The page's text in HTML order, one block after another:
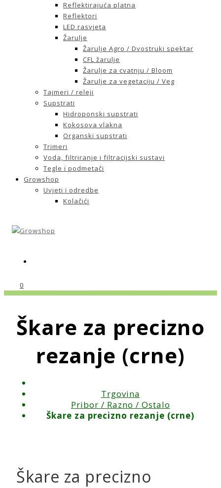
Reflektirajuća platna
Reflektori
LED rasvjeta
Žarulje
Žarulje Agro / Dvostruki spektar
CFL žarulje
Žarulje za cvatnju / Bloom
Žarulje za vegetaciju / Veg
Tajmeri / releji
Supstrati
Hidroponski supstrati
Kokosova vlakna
Organski supstrati
Trimeri
Voda, filtriranje i filtracijski sustavi
Tegle i podmetači
Growshop
Uvjeti i odredbe
Kolačići
0
Škare za precizno
rezanje (crne)
Trgovina
Pribor / Razno / Ostalo
Škare za precizno rezanje (crne)
Škare za precizno